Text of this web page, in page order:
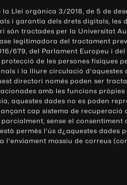
Llei orgànica 3/2018, de 5 de
i garantia dels drets digitals, les
són tractades per la Universitat
legitimadora del tractament
679, del Parlament Europeu i del
de les persones físiques
i la lliure circulació d'aquestes
directori només poden ser
amb les funcions pròpies
aquestes dades no es poden
cap sistema de recuperació
sense el consentiment
permès l'ús d¿aquestes dades
l'enviament massiu de correus